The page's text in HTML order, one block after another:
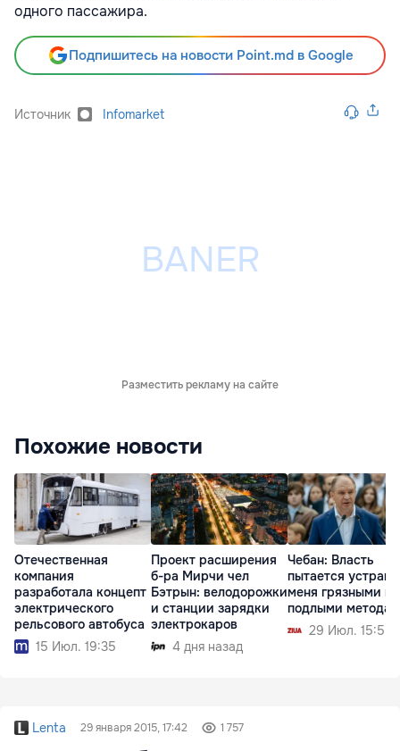
одного пассажира.
Подпишитесь на новости Point.md в Google
Источник Infomarket
Разместить рекламу на сайте
Похожие новости
Отечественная
компания
разработала концепт
электрического
рельсового автобуса
15 Июл. 19:35
Проект расширения
б-ра Мирчи чел
Бэтрын: велодорожки
и станции зарядки
электрокаров
4 дня назад
Чебан: Власть
пытается
меня грязными и
подлыми
29 Июл. 15:55
Lenta 29 января 2015, 17:42 1 757